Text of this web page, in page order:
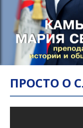
ПРОСТО О